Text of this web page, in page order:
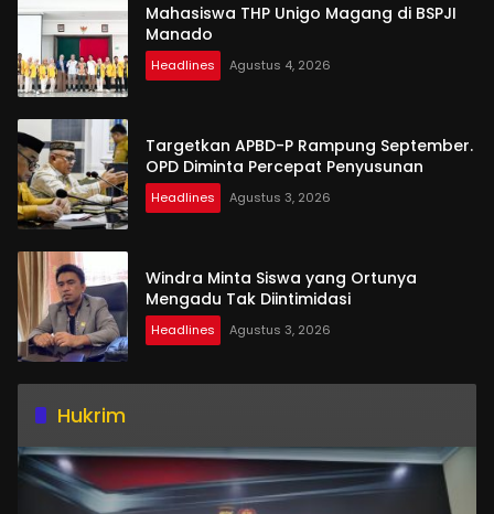
Mahasiswa THP Unigo Magang di BSPJI
Manado
Headlines Agustus 4, 2026
Targetkan APBD-P Rampung September.
OPD Diminta Percepat Penyusunan
Headlines Agustus 3, 2026
Windra Minta Siswa yang Ortunya
Mengadu Tak Diintimidasi
Headlines Agustus 3, 2026
Hukrim